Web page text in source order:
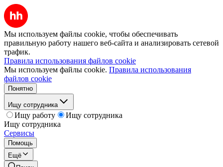
Мы используем файлы cookie, чтобы обеспечивать
правильную работу нашего веб-сайта и анализировать сетевой
трафик.
Правила использования файлов cookie
Мы используем файлы cookie. Правила использования
файлов cookie
Понятно
Ищу сотрудника
Ищу работу
Ищу сотрудника
Ищу сотрудника
Сервисы
Помощь
Ещё